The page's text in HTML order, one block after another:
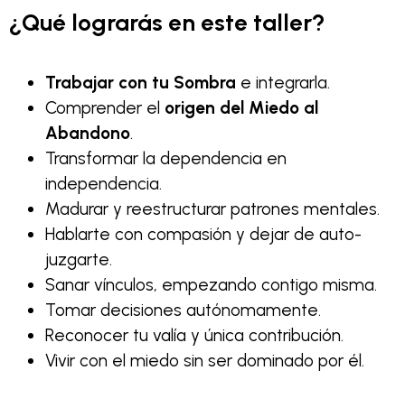
¿Qué lograrás en este taller?
Trabajar con tu Sombra e integrarla.
Comprender el origen del Miedo al
Abandono.
Transformar la dependencia en
independencia.
Madurar y reestructurar patrones mentales.
Hablarte con compasión y dejar de auto-
juzgarte.
Sanar vínculos, empezando contigo misma.
Tomar decisiones autónomamente.
Reconocer tu valía y única contribución.
Vivir con el miedo sin ser dominado por él.